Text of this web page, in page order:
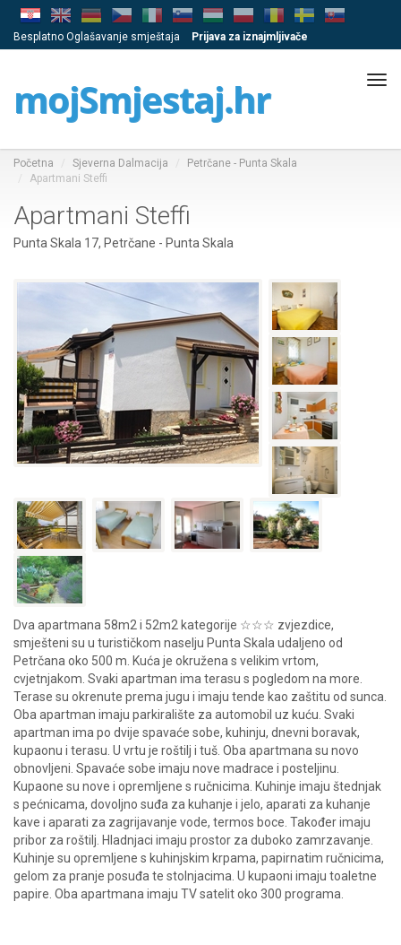
Besplatno Oglašavanje smještaja Prijava za iznajmljivače
mojSmjestaj.hr
Početna Sjeverna Dalmacija
Petrčane - Punta Skala
Apartmani Steffi
Apartmani Steffi
Punta Skala 17, Petrčane - Punta Skala
Dva apartmana 58m2 i 52m2 kategorije ☆☆☆ zvjezdice,
smješteni su u turističkom naselju Punta Skala udaljeno od
Petrčana oko 500 m. Kuća je okružena s velikim vrtom,
cvjetnjakom. Svaki apartman ima terasu s pogledom na more.
Terase su okrenute prema jugu i imaju tende kao zaštitu od sunca.
Oba apartman imaju parkiralište za automobil uz kuću. Svaki
apartman ima po dvije spavaće sobe, kuhinju, dnevni boravak,
kupaonu i terasu. U vrtu je roštilj i tuš. Oba apartmana su novo
obnovljeni. Spavaće sobe imaju nove madrace i posteljinu.
Kupaone su nove i opremljene s ručnicima. Kuhinje imaju štednjak
s pećnicama, dovoljno suđa za kuhanje i jelo, aparati za kuhanje
kave i aparati za zagrijavanje vode, termos boce. Također imaju
pribor za roštilj. Hladnjaci imaju prostor za duboko zamrzavanje.
Kuhinje su opremljene s kuhinjskim krpama, papirnatim ručnicima,
gelom za pranje posuđa te stolnjacima. U kupaoni imaju toaletne
papire. Oba apartmana imaju TV satelit oko 300 programa.